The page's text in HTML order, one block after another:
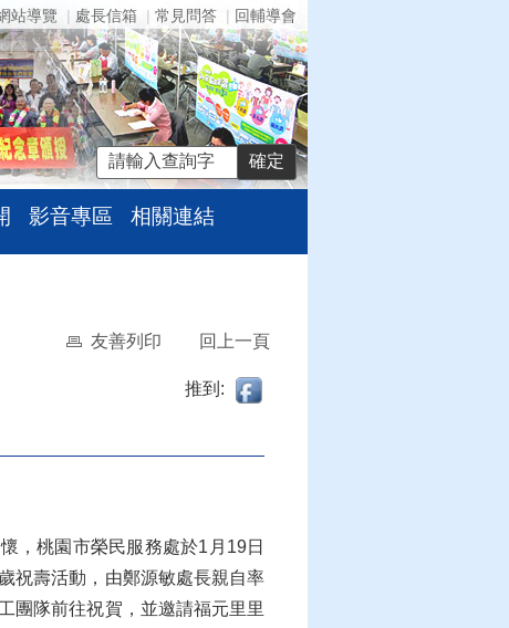
站導覽 處長信箱 常見問答 回輔導會
影音專區 相關連結
友善列印 回上一頁
推到:
，桃園市榮民服務處於1月19日
祝壽活動，由鄭源敏處長親自率
團隊前往祝賀，並邀請福元里里